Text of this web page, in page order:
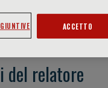
del relatore
ACCETTO